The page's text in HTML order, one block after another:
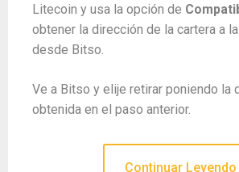
Litecoin y usa la opción de
obtener la dirección de la cartera a
desde Bitso.
Ve a Bitso y elije retirar poniendo la
obtenida en el paso anterior.
Continuar Leyendo